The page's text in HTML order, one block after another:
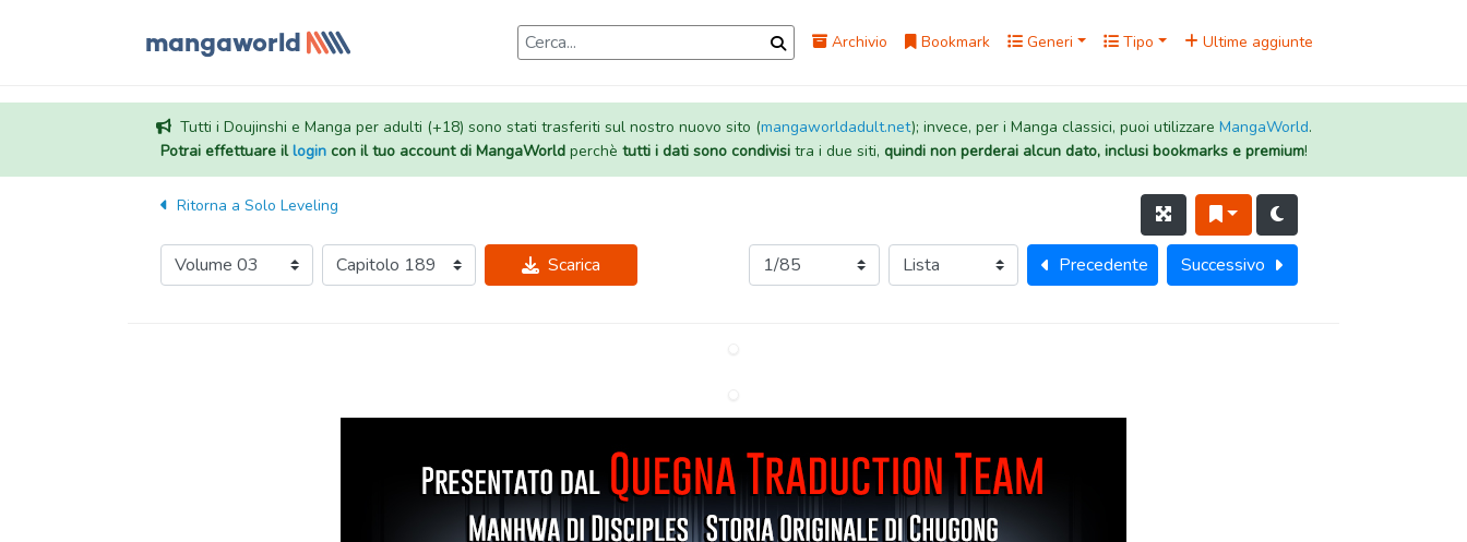
Archivio Bookmark Generi Tipo Ultime aggiunte
Tutti i Doujinshi e Manga per adulti (+18) sono stati trasferiti sul nostro nuovo sito (mangaworldadult.net); invece, per i Manga classici, puoi utilizzare MangaWorld.
Potrai effettuare illogincon il tuo account di MangaWorldperchè tutti i dati sono condivisitra i due siti, quindi non perderai alcun dato, inclusi bookmarks e premium!
Ritorna a Solo Leveling
Scarica Precedente Successivo